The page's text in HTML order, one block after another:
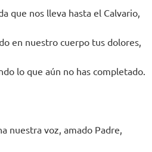
que nos lleva hasta el Calvario,
en nuestro cuerpo tus dolores,
lo que aún no has completado.
nuestra voz, amado Padre,